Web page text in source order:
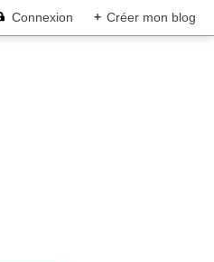
Connexion + Créer mon blog